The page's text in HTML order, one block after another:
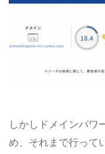
しかしドメインパワ
め、それまで行って